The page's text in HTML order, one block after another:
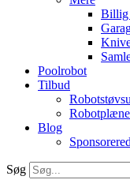
Billig
Poolrobot
Tilbud
Blog
Søg